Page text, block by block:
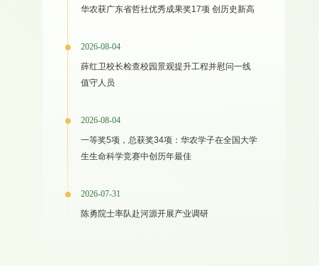
华农获广东省哲社优秀成果奖17项 创历史新高
2026-08-04
薛红卫校长检查校园景观提升工程并慰问一线
值守人员
2026-08-04
一等奖5项，总获奖34项：华农学子在全国大学
生生命科学竞赛中创历年最佳
2026-07-31
陈勇院士率队赴河源开展产业调研